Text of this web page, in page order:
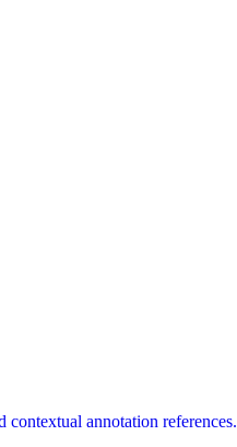
annotation references.